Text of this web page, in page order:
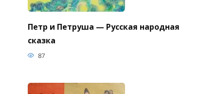
Петр и Петруша — Русская народная
сказка
87